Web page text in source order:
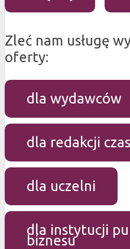
Zleć nam usługę
oferty:
dla wydawców
dla redakcji
dla uczelni
dla instytucji
biznesu